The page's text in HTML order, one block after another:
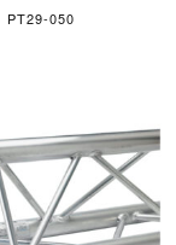
PT29-050